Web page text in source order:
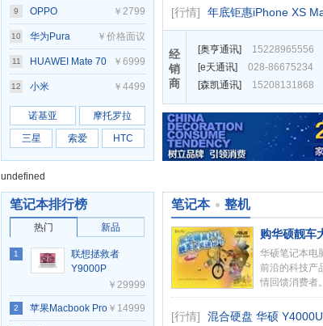
mini(12GB/256GB)
OPPO
Reno14(12GB/256GB)
9 ￥2799
华为Pura
80(12GB/256GB)
10 ￥价格面议
HUAWEI Mate 70
Pro(12GB/512GB)
11 ￥6999
小米
15(12GB/256GB)
12 ￥4499
诺基亚
摩托罗拉
三星
索爱 HTC
年底钜惠iPhone XS
[行情]
经
销
商
[奥亨通讯] 15228965556
[e天通讯] 028-86675234
[森凯通讯] 15208131868
undefined
笔记本排行榜
热门 新品
联想拯救者
Y9000P
2025至尊版
(Ultra 9
275HX/64GB/2TB/RTX5090)
1
￥29999
苹果Macbook Pro
2 ￥14999
笔记本 整机
购华硕靓车
华硕笔记本电
前沿的科技产
情回馈消费
混合硬盘 华硕
[行情]